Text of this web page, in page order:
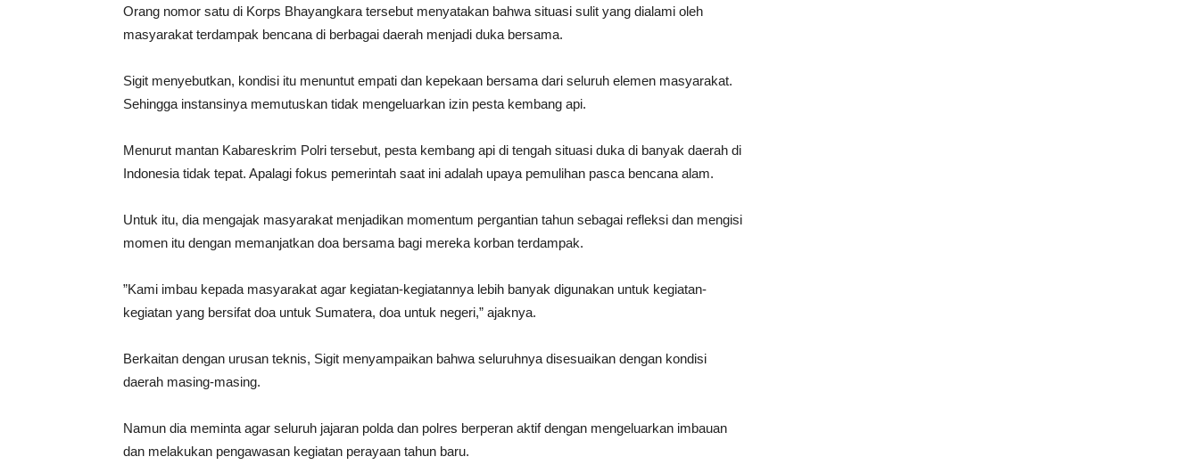
Orang nomor satu di Korps Bhayangkara tersebut menyatakan bahwa situasi sulit yang dialami oleh
masyarakat terdampak bencana di berbagai daerah menjadi duka bersama.
Sigit menyebutkan, kondisi itu menuntut empati dan kepekaan bersama dari seluruh elemen masyarakat.
Sehingga instansinya memutuskan tidak mengeluarkan izin pesta kembang api.
Menurut mantan Kabareskrim Polri tersebut, pesta kembang api di tengah situasi duka di banyak daerah di
Indonesia tidak tepat. Apalagi fokus pemerintah saat ini adalah upaya pemulihan pasca bencana alam.
Untuk itu, dia mengajak masyarakat menjadikan momentum pergantian tahun sebagai refleksi dan mengisi
momen itu dengan memanjatkan doa bersama bagi mereka korban terdampak.
”Kami imbau kepada masyarakat agar kegiatan-kegiatannya lebih banyak digunakan untuk kegiatan-
kegiatan yang bersifat doa untuk Sumatera, doa untuk negeri,” ajaknya.
Berkaitan dengan urusan teknis, Sigit menyampaikan bahwa seluruhnya disesuaikan dengan kondisi
daerah masing-masing.
Namun dia meminta agar seluruh jajaran polda dan polres berperan aktif dengan mengeluarkan imbauan
dan melakukan pengawasan kegiatan perayaan tahun baru.